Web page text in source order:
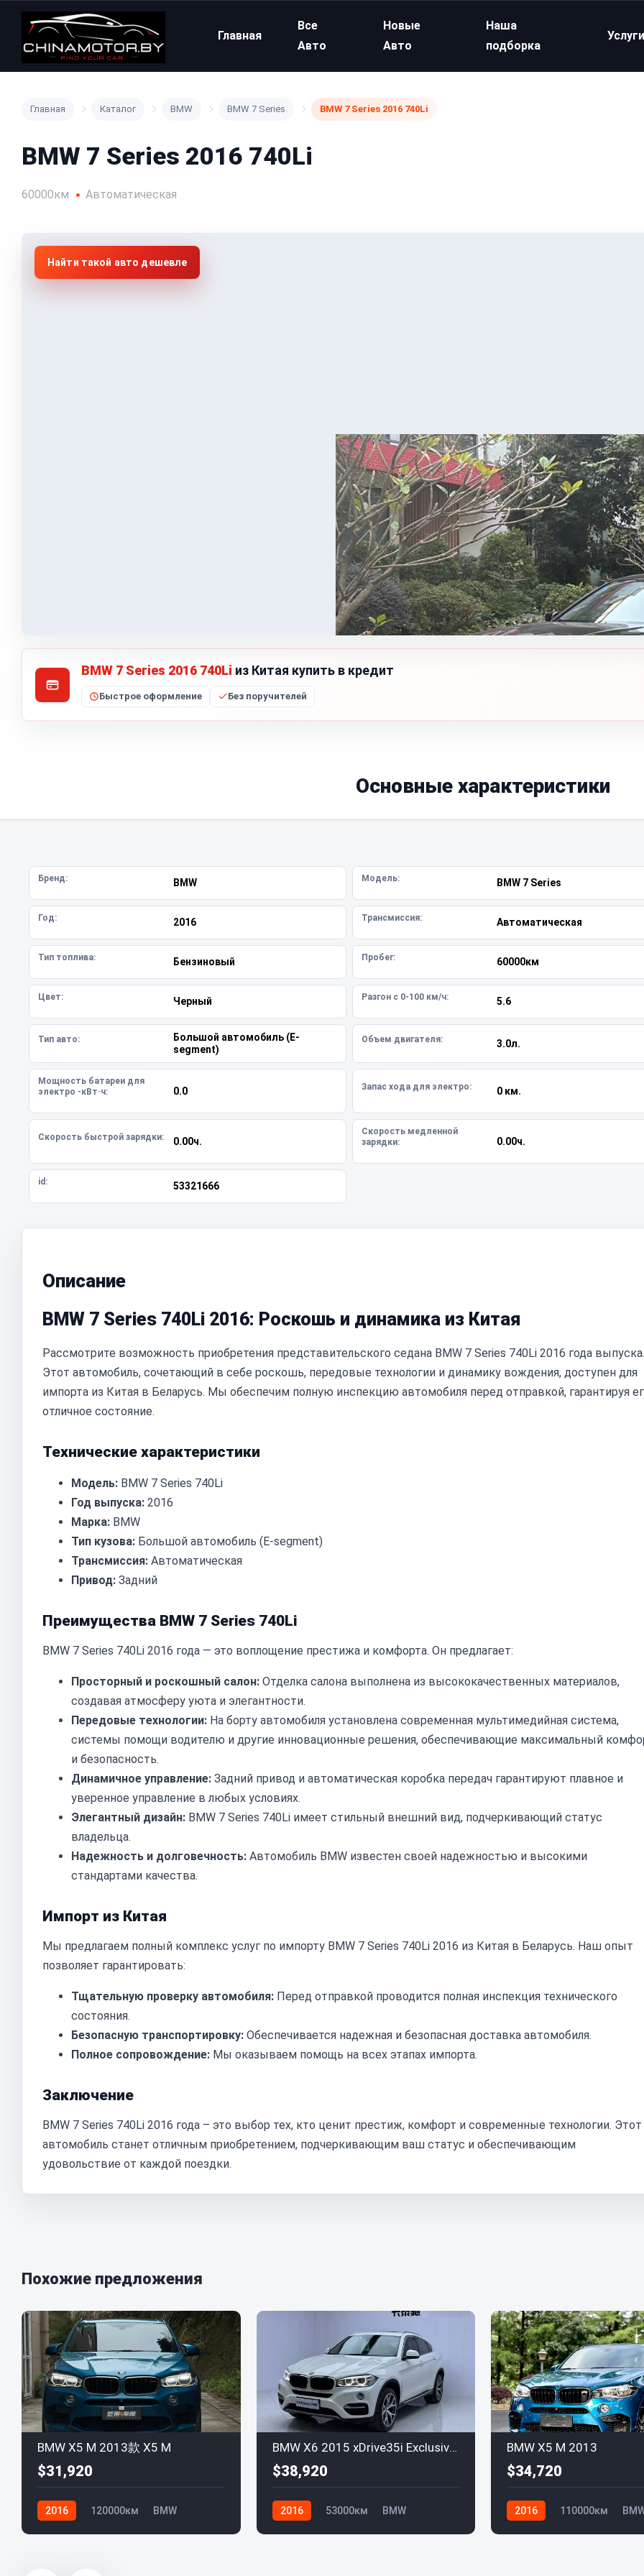
Главная
Все
Авто
Новые
Авто
Наша
подборка
Главная Каталог BMW BMW 7 Series BMW 7 Series 2016 740Li
BMW 7 Series 2016 740Li
60000км Автоматическая
Найти такой авто дешевле
BMW 7 Series 2016 740Li из Китая купить в кредит
Быстрое оформление Без поручителей
Основные характеристики
Бренд: BMW Модель: BMW 7 Series
Год: 2016 Трансмиссия: Автоматическая
Тип топлива: Бензиновый Пробег: 60000км
Цвет: Черный Разгон с 0-100 км/ч: 5.6
Тип авто:
Большой автомобиль (E-
segment)
Объем двигателя: 3.0л.
Мощность батареи для
электро -кВт·ч:
0.0 Запас хода для электро: 0 км.
Скорость быстрой зарядки: 0.00ч.
Скорость медленной
зарядки:
0.00ч.
id: 53321666
Описание
BMW 7 Series 740Li 2016: Роскошь и динамика из Китая
Рассмотрите возможность приобретения представительского седана BMW 7 Series 740Li 2016 года выпуска.
Этот автомобиль, сочетающий в себе роскошь, передовые технологии и динамику вождения, доступен для
импорта из Китая в Беларусь. Мы обеспечим полную инспекцию автомобиля перед отправкой, гарантируя
отличное состояние.
Технические характеристики
Модель: BMW 7 Series 740Li
Год выпуска: 2016
Марка: BMW
Тип кузова: Большой автомобиль (E-segment)
Трансмиссия: Автоматическая
Привод: Задний
Преимущества BMW 7 Series 740Li
BMW 7 Series 740Li 2016 года — это воплощение престижа и комфорта. Он предлагает:
Просторный и роскошный салон: Отделка салона выполнена из высококачественных материалов,
создавая атмосферу уюта и элегантности.
Передовые технологии: На борту автомобиля установлена современная мультимедийная система,
системы помощи водителю и другие инновационные решения, обеспечивающие максимальный
и безопасность.
Динамичное управление: Задний привод и автоматическая коробка передач гарантируют плавное и
уверенное управление в любых условиях.
Элегантный дизайн: BMW 7 Series 740Li имеет стильный внешний вид, подчеркивающий статус
владельца.
Надежность и долговечность: Автомобиль BMW известен своей надежностью и высокими
стандартами качества.
Импорт из Китая
Мы предлагаем полный комплекс услуг по импорту BMW 7 Series 740Li 2016 из Китая в Беларусь. Наш опыт
позволяет гарантировать:
Тщательную проверку автомобиля: Перед отправкой проводится полная инспекция технического
состояния.
Безопасную транспортировку: Обеспечивается надежная и безопасная доставка автомобиля.
Полное сопровождение: Мы оказываем помощь на всех этапах импорта.
Заключение
BMW 7 Series 740Li 2016 года – это выбор тех, кто ценит престиж, комфорт и современные технологии. Этот
автомобиль станет отличным приобретением, подчеркивающим ваш статус и обеспечивающим
удовольствие от каждой поездки.
Похожие предложения
BMW X5 M 2013款 X5 M
$31,920
2016 120000км BMW
BMW X6 2015 xDrive35i Exclusive Edition
$38,920
2016 53000км BMW
BMW X5 M 2013
$34,720
2016 110000км